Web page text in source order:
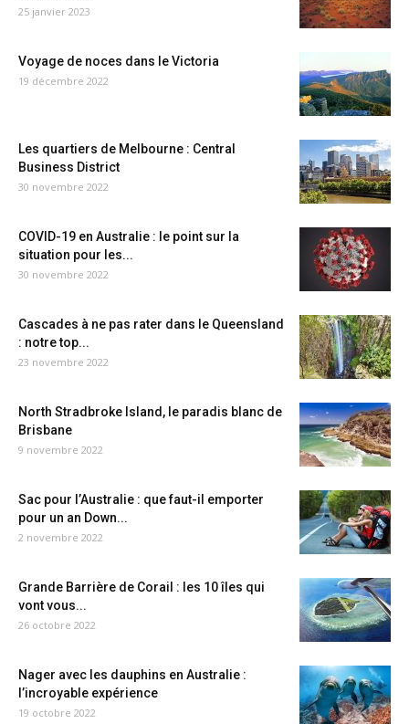
25 janvier 2023
Voyage de noces dans le Victoria
19 décembre 2022
Les quartiers de Melbourne : Central
Business District
30 novembre 2022
COVID-19 en Australie : le point sur la
situation pour les...
30 novembre 2022
Cascades à ne pas rater dans le Queensland
: notre top...
23 novembre 2022
North Stradbroke Island, le paradis blanc de
Brisbane
9 novembre 2022
Sac pour l’Australie : que faut-il emporter
pour un an Down...
2 novembre 2022
Grande Barrière de Corail : les 10 îles qui
vont vous...
26 octobre 2022
Nager avec les dauphins en Australie :
l’incroyable expérience
19 octobre 2022